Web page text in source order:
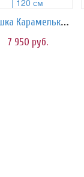
Мишка Карамелька | 120 см
7 950 руб.